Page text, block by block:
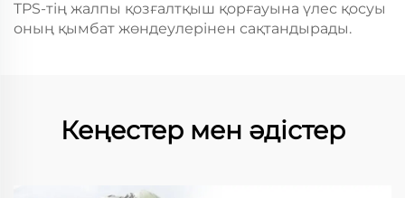
TPS-тің жалпы қозғалтқыш қорғауына үлес қосуы
оның қымбат жөндеулерінен сақтандырады.
Кеңестер мен әдістер